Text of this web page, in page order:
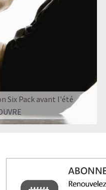
Six Pack avant l'été